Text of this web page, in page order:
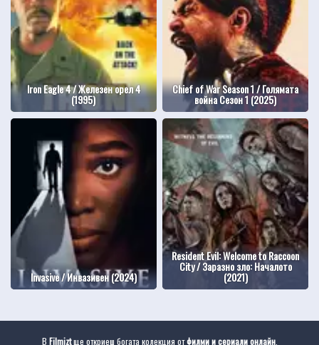
Iron Eagle 4 / Железен орел 4
(1995)
Chief of War Season 1 / Голямата
война Сезон 1 (2025)
Invasive / Инвазивен (2024)
Resident Evil: Welcome to Raccoon
City / Заразно зло: Началото
(2021)
В Filmiztще откриеш богата колекция отфилми и сериали онлайн,